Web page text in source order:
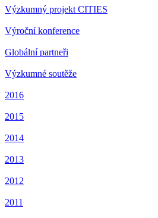
Výzkumný projekt CITIES
Výroční konference
Globální partneři
Výzkumné soutěže
2016
2015
2014
2013
2012
2011